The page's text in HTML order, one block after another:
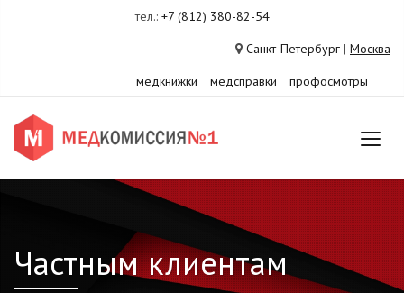
тел.: +7 (812) 380-82-54
Санкт-Петербург | Москва
медкнижки
медсправки профосмотры
Частным клиентам